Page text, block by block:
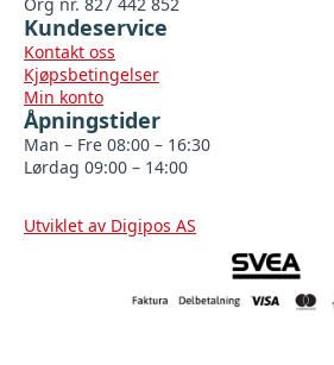
Kundeservice
Kontakt oss
Kjøpsbetingelser
Min konto
Åpningstider
Man – Fre 08:00 – 16:30
Lørdag 09:00 – 14:00
Utviklet av Digipos AS